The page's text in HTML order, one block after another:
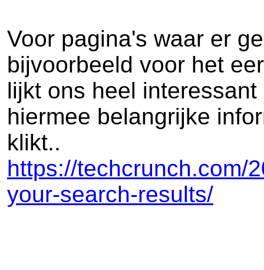
Voor pagina's waar er
bijvoorbeeld voor het
lijkt ons heel
hiermee belangrijke
klikt..
https://techcrunch.com/
your-search-results/